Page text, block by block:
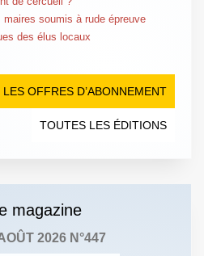
soumis à rude épreuve
des élus locaux
LES OFFRES D’ABONNEMENT
TOUTES LES ÉDITIONS
magazine
2026 N°447